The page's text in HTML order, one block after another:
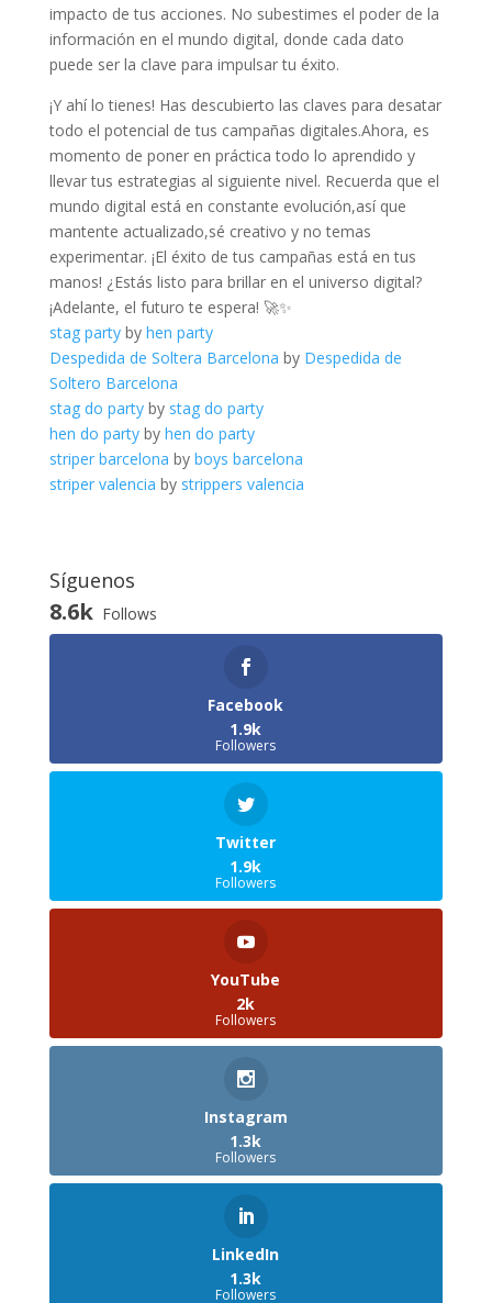
impacto de tus acciones. No​ subestimes⁣ el poder ‍de la
información en el mundo digital, donde cada dato⁢
puede ser la clave para impulsar tu éxito.
¡Y ahí lo ⁣tienes! Has⁤ descubierto las claves para desatar
todo el potencial de tus campañas ⁢digitales.Ahora, es
momento de poner en práctica todo lo ⁣aprendido ‍y
llevar tus estrategias al siguiente ⁣nivel. ⁢Recuerda que el
mundo digital está en‌ constante evolución,así que
mantente actualizado,sé creativo y no temas
experimentar. ¡El éxito de tus campañas está en ⁢tus
manos! ¿Estás listo‍ para brillar en el universo digital?
¡Adelante, el futuro⁣ te espera! ⁢🚀✨
stag partyby hen party
Despedida de Soltera Barcelona by Despedida de
Soltero Barcelona
stag do partyby stag do party
hen do partyby hen do party
striper barcelona by boys barcelona
striper valencia by strippers valencia
Síguenos
8.6k Follows
Facebook
1.9k
Followers
Twitter
1.9k
Followers
YouTube
2k
Followers
Instagram
1.3k
Followers
LinkedIn
1.3k
Followers